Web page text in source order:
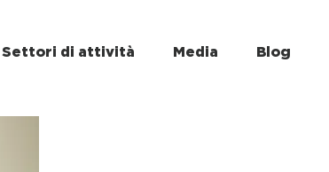
Settori di attività Media Blog